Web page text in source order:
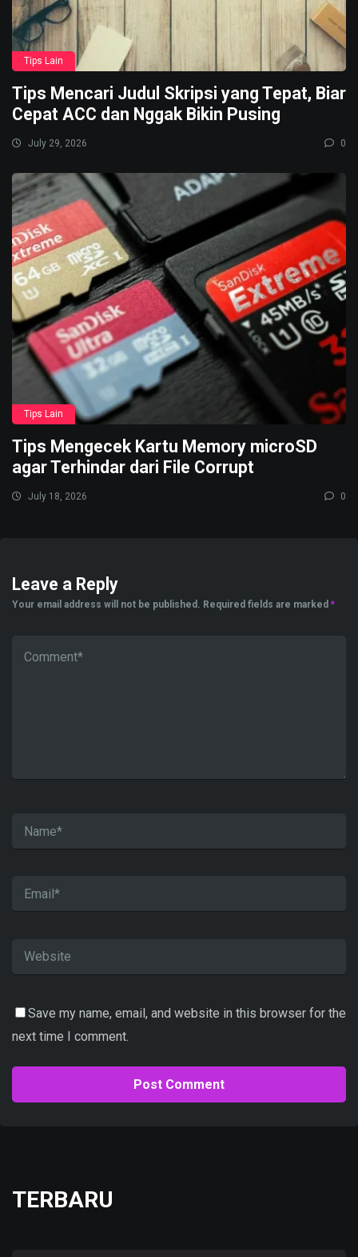
Tips Lain
Tips Mencari Judul Skripsi yang Tepat, Biar
Cepat ACC dan Nggak Bikin Pusing
July 29, 2026 0
Tips Lain
Tips Mengecek Kartu Memory microSD
agar Terhindar dari File Corrupt
July 18, 2026 0
Leave a Reply
Your email address will not be published. Required fields are marked *
Save my name, email, and website in this browser for the
next time I comment.
TERBARU